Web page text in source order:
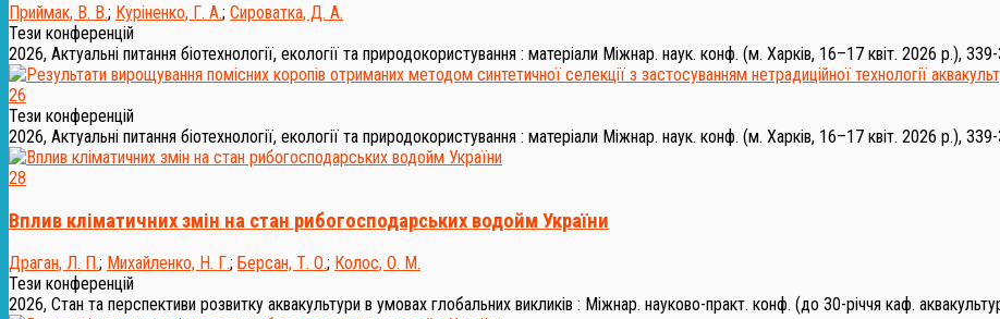
Приймак, В. В.; Куріненко, Г. А.; Сироватка, Д. А.
Тези конференцій
2026, Актуальні питання біотехнології, екології та природокористування : матеріали Міжнар. наук. конф. (м. Харків, 16–17 квіт. 2026 р.),
26
Тези конференцій
2026, Актуальні питання біотехнології, екології та природокористування : матеріали Міжнар. наук. конф. (м. Харків, 16–17 квіт. 2026 р.),
28
Вплив кліматичних змін на стан рибогосподарських водойм України
Драган, Л. П.; Михайленко, Н. Г.; Берсан, Т. О.; Колос, О. М.
Тези конференцій
2026, Стан та перспективи розвитку аквакультури в умовах глобальних викликів : Міжнар. науково-практ. конф. (до 30-річчя каф.